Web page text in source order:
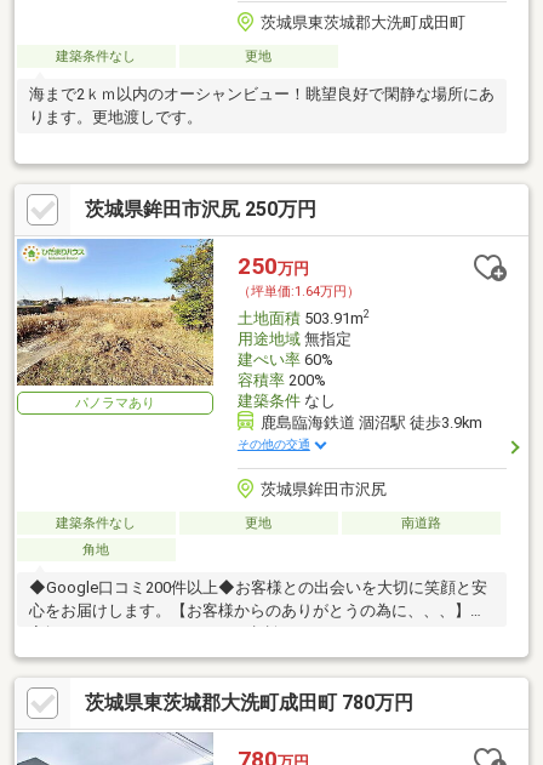
茨城県東茨城郡大洗町成田町
建築条件なし 更地
海まで2ｋｍ以内のオーシャンビュー！眺望良好で閑静な場所にあ
ります。更地渡しです。
茨城県鉾田市沢尻 250万円
パノラマあり
250万円
（坪単価:1.64万円）
土地面積503.91m2
用途地域無指定
建ぺい率60%
容積率200%
建築条件なし
鹿島臨海鉄道 涸沼駅 徒歩3.9km
その他の交通
茨城県鉾田市沢尻
建築条件なし 更地
南道路
角地
◆Google口コミ200件以上◆お客様との出会いを大切に笑顔と安
心をお届けします。【お客様からのありがとうの為に、、、】お
茨城県東茨城郡大洗町成田町 780万円